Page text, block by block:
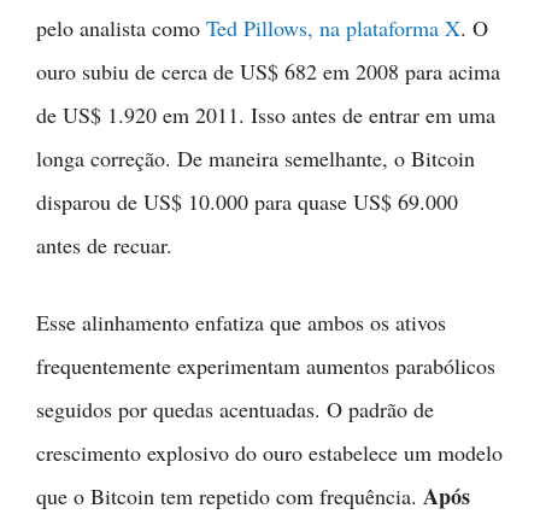
pelo analista como Ted Pillows, na plataforma X. O
ouro subiu de cerca de US$ 682 em 2008 para acima
de US$ 1.920 em 2011. Isso antes de entrar em uma
longa correção. De maneira semelhante, o Bitcoin
disparou de US$ 10.000 para quase US$ 69.000
antes de recuar.
Esse alinhamento enfatiza que ambos os ativos
frequentemente experimentam aumentos parabólicos
seguidos por quedas acentuadas. O padrão de
crescimento explosivo do ouro estabelece um modelo
que o Bitcoin tem repetido com frequência. Após